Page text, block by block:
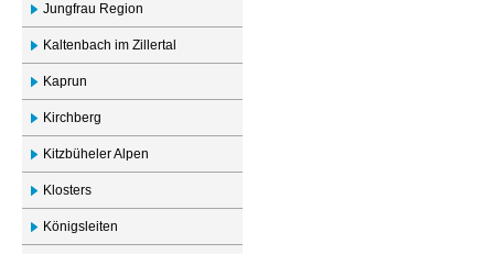
Jungfrau Region
Kaltenbach im Zillertal
Kaprun
Kirchberg
Kitzbüheler Alpen
Klosters
Königsleiten